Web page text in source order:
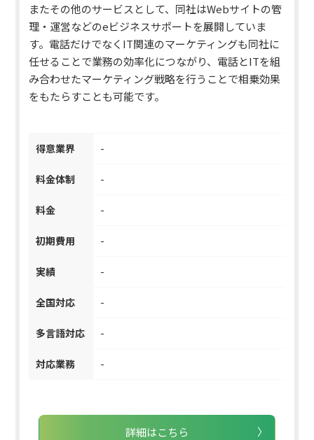
またその他のサービスとして、同社はWebサイトの管
理・運営などのeビジネスサポートを展開していま
す。電話だけでなくIT関連のマーケティングも同社に
任せることで業務の効率化につながり、電話とITを組
み合わせたマーケティング戦略を行うことで相乗効果
をもたらすことも可能です。
得意業界 -
料金体制 -
料金 -
初期費用 -
実績 -
全国対応 -
多言語対応 -
対応業務 -
詳細はこちら